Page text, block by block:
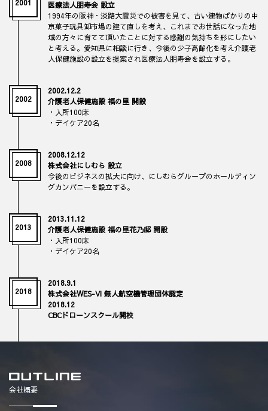
2001
医療法人朋寿会 設立
1994年の阪神・淡路大震災での被害を見て、古い建物ばかりの中
京菓子玩具卸市場の建て直しを考え、これまでお世話になった地
域の方々に育てて頂いたことに対する感謝の気持ちを形にしたい
と考える。愛知県に相談に行き、今後の少子高齢化を考え介護老
人保健施設の設立を提案され医療法人朋寿会を設立する。
2002
2002.12.2
介護老人保健施設 福の里 開設
・入所100床
・デイケア20名
2008
2008.12.12
株式会社にしむら 設立
今後のビジネスの拡大に向け、にしむらグループのホールディン
グカンパニーを設立する。
2013
2013.11.12
介護老人保健施設 福の里花乃邸 開設
・入所100床
・デイケア20名
2018
2018.9.1
株式会社WES-VI 無人航空機管理団体認定
2018.12
CBCドローンスクール開校
会社概要